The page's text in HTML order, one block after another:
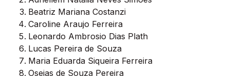
Beatriz Mariana Costanzi
Caroline Araujo Ferreira
Leonardo Ambrosio Dias Plath
Lucas Pereira de Souza
Maria Eduarda Siqueira Ferreira
Oseias de Souza Pereira